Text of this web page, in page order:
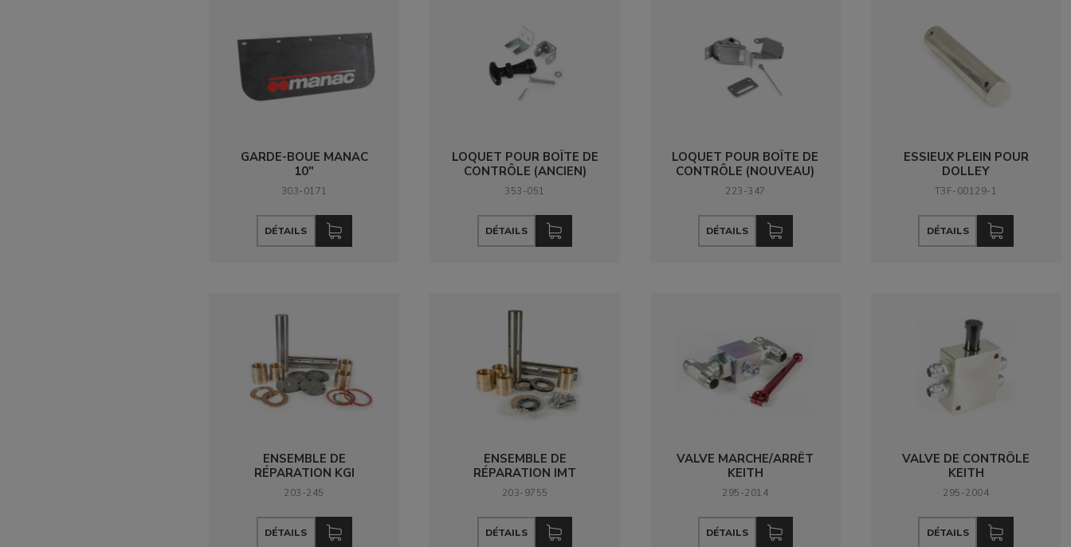
GARDE-BOUE MANAC
10"
303-0171
DÉTAILS
LOQUET POUR BOÎTE DE
CONTRÔLE (ANCIEN)
353-051
DÉTAILS
LOQUET POUR BOÎTE DE
CONTRÔLE (NOUVEAU)
223-347
DÉTAILS
ESSIEUX PLEIN POUR
DOLLEY
T3F-00129-1
DÉTAILS
ENSEMBLE DE
RÉPARATION KGI
203-245
DÉTAILS
ENSEMBLE DE
RÉPARATION IMT
203-9755
DÉTAILS
VALVE MARCHE/ARRÊT
KEITH
295-2014
DÉTAILS
VALVE DE CONTRÔLE
KEITH
295-2004
DÉTAILS